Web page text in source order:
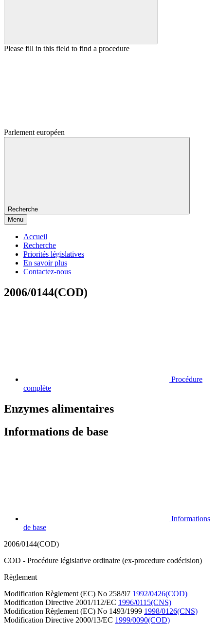
Please fill in this field to find a procedure
Parlement européen
Recherche
Menu
Accueil
Recherche
Priorités législatives
En savoir plus
Contactez-nous
2006/0144(COD)
Procédure
complète
Enzymes alimentaires
Informations de base
Informations
de base
2006/0144(COD)
COD - Procédure législative ordinaire (ex-procedure codécision)
Règlement
Modification Règlement (EC) No 258/97 1992/0426(COD)
Modification Directive 2001/112/EC 1996/0115(CNS)
Modification Règlement (EC) No 1493/1999 1998/0126(CNS)
Modification Directive 2000/13/EC 1999/0090(COD)